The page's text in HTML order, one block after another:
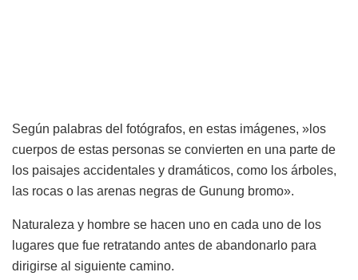
Según palabras del fotógrafos, en estas imágenes, »los
cuerpos de estas personas se convierten en una parte de
los paisajes accidentales y dramáticos, como los árboles,
las rocas o las arenas negras de Gunung bromo».
Naturaleza y hombre se hacen uno en cada uno de los
lugares que fue retratando antes de abandonarlo para
dirigirse al siguiente camino.